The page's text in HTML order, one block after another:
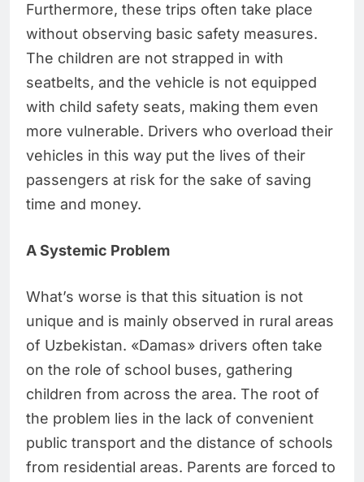
Furthermore, these trips often take place
without observing basic safety measures.
The children are not strapped in with
seatbelts, and the vehicle is not equipped
with child safety seats, making them even
more vulnerable. Drivers who overload their
vehicles in this way put the lives of their
passengers at risk for the sake of saving
time and money.
A Systemic Problem
What’s worse is that this situation is not
unique and is mainly observed in rural areas
of Uzbekistan. «Damas» drivers often take
on the role of school buses, gathering
children from across the area. The root of
the problem lies in the lack of convenient
public transport and the distance of schools
from residential areas. Parents are forced to